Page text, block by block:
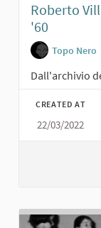
Roberto
'60
Topo Nero
Dall'archivio
CREATED AT
22/03/2022